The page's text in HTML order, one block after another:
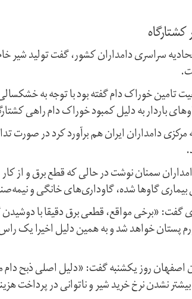
سراسری دامداران کشور، گفت تولید شیر
تامین خوراک دام گفته بود با توجه به
باردار به دلیل کمبود خوراک دام راهی
دامداران ایران هم برآورد کرد در صورت
دامداران سمنان نوشت در حالی که قطع برق و از
گاوها شده، گاوداری‌های خانگی و
گفت: «برخی مواقع، قطعی برق دقیقا با
پستان خواهد شد و به همین دلیل اخیرا یک راس
اصفهان روز یکشنبه گفت: «دلیل اصلی ذبح
نشدن نرخ خرید شیر و ناتوانی در پرداخت